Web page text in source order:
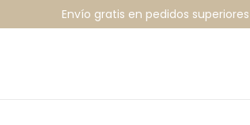
Envío gratis en pedidos